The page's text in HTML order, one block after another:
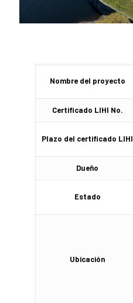
Nombre del proyecto
Certificado LIHI No.
Plazo del certificado LIHI
Dueño
Estado
Ubicación